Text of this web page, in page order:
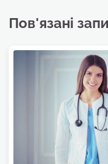
Пов'язані